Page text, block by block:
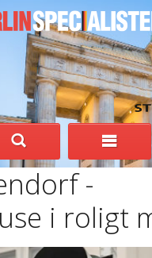
-
i roligt